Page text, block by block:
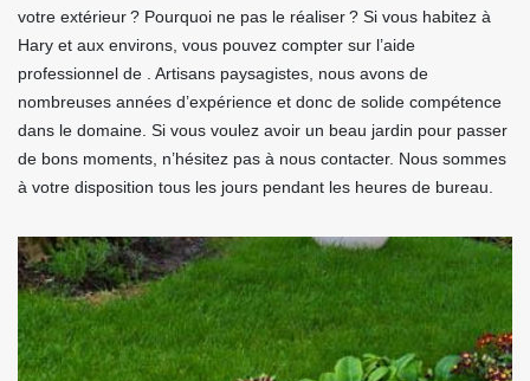
votre extérieur ? Pourquoi ne pas le réaliser ? Si vous habitez à
Hary et aux environs, vous pouvez compter sur l’aide
professionnel de . Artisans paysagistes, nous avons de
nombreuses années d’expérience et donc de solide compétence
dans le domaine. Si vous voulez avoir un beau jardin pour passer
de bons moments, n’hésitez pas à nous contacter. Nous sommes
à votre disposition tous les jours pendant les heures de bureau.